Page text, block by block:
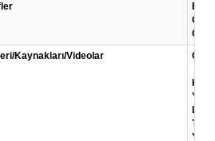
Kaynakları/Videolar
Yerli
Yerli